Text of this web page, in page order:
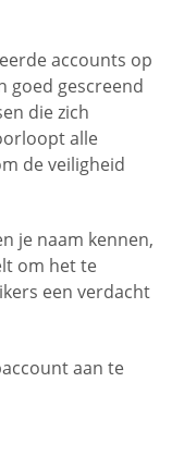
accounts op
goed gescreend
die zich
alle
de veiligheid
je naam kennen,
om het te
een verdacht
aan te